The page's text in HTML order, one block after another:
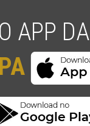
APP DA